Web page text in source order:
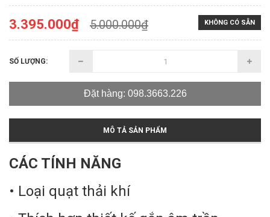
KHÔNG CÓ SẴN
3.395.000₫ 5.000.000₫
SỐ LƯỢNG:
Đặt hàng: 098.3663.226
MÔ TẢ SẢN PHẨM
CÁC TÍNH NĂNG
• Loại quạt thải khí